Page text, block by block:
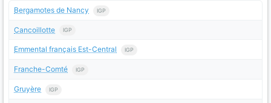
Bergamotes de Nancy IGP
Cancoillotte IGP
Emmental français Est-Central IGP
Franche-Comté IGP
Gruyère IGP